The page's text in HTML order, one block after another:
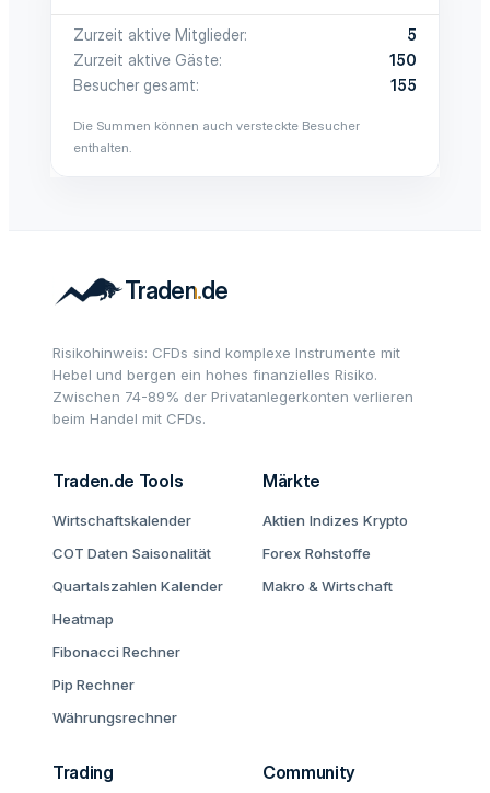
Zurzeit aktive Mitglieder
5
Zurzeit aktive Gäste
150
Besucher gesamt
155
Die Summen können auch versteckte Besucher
enthalten.
Risikohinweis: CFDs sind komplexe Instrumente mit
Hebel und bergen ein hohes finanzielles Risiko.
Zwischen 74-89% der Privatanlegerkonten verlieren
beim Handel mit CFDs.
Traden.de Tools
Wirtschaftskalender
COT Daten Saisonalität
Quartalszahlen Kalender
Heatmap
Fibonacci Rechner
Pip Rechner
Währungsrechner
Märkte
Aktien Indizes Krypto
Forex Rohstoffe
Makro & Wirtschaft
Trading Community